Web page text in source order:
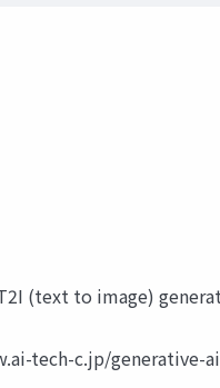
(text to image)
tech-c.jp/generative-